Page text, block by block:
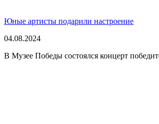
Юные артисты подарили настроение
04.08.2024
В Музее Победы состоялся концерт